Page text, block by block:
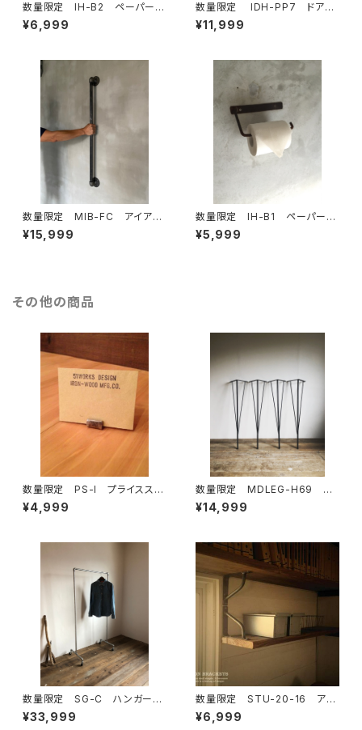
数量限定 IH-B2 ペーパーホ
ルダー キッチンペーパー トイレ
ットペーパー アイアン ビス付
¥6,999
数量限定 IDH-PP7 ドアノ
ブ 70cm 取手 ドアハンド
ル アイアン インダストリア
¥11,999
数量限定 MIB-FC アイアン
バー ガス管 ドアノブ ハン
ドル 取手 ランドリールー
¥15,999
数量限定 IH-B1 ペーパーホ
ルダー キッチンペーパー トイレ
ットペーパー アイアン 鉄製 イ
¥5,999
その他の商品
数量限定 PS-I プライススタ
ンド 1SET / 5個 フォトス
タンド アイアン 鉄製 カー
¥4,999
数量限定 MDLEG-H69 鉄
脚 アイアンレッグ ダイニング
テーブル ワークデスク カウ
¥14,999
数量限定 SG-C ハンガーラ
ック パイプ スチール ガス
管 組立式 組み立て式 イン
¥33,999
数量限定 STU-20-16 アイ
アン 棚受け 鉄製 L字アン
グル インダストリアル キッチ
¥6,999